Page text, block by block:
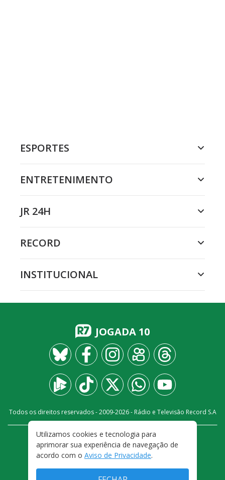
ESPORTES
ENTRETENIMENTO
JR 24H
RECORD
INSTITUCIONAL
JOGADA 10
Todos os direitos reservados - 2009-2026- Rádio e Televisão Record S.A
FALE CONOSCO
PRIVACIDADE
TERMOS E CONDIÇÕES DE USO
Utilizamos cookies e tecnologia para
aprimorar sua experiência de navegação de
acordo com o Aviso de Privacidade.